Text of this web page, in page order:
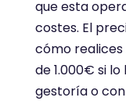
que esta
costes. El
cómo
de 1.000€ si
gestoría o